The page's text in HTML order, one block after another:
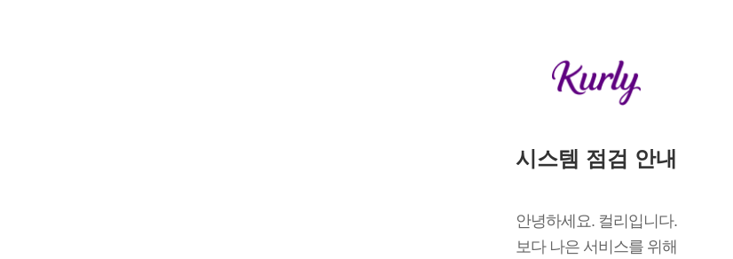
시스템 점검 안내
안녕하세요. 컬리입니다.
보다 나은 서비스를 위해